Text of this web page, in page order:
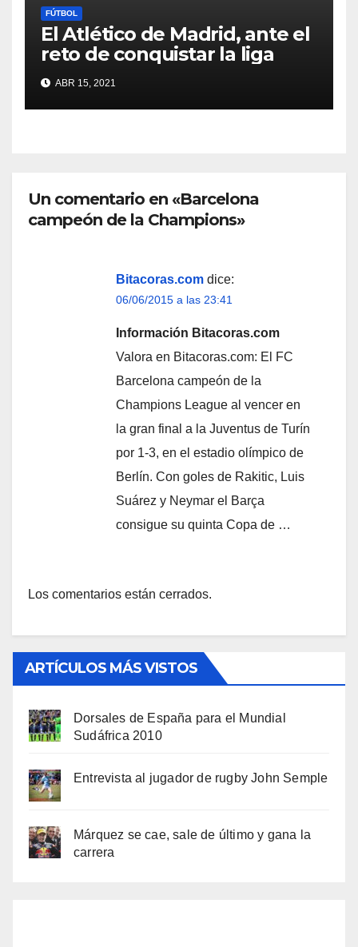
FÚTBOL
El Atlético de Madrid, ante el
reto de conquistar la liga
ABR 15, 2021
Un comentario en «Barcelona
campeón de la Champions»
Bitacoras.com dice:
06/06/2015 a las 23:41
Información Bitacoras.com
Valora en Bitacoras.com: El FC
Barcelona campeón de la
Champions League al vencer en
la gran final a la Juventus de Turín
por 1-3, en el estadio olímpico de
Berlín. Con goles de Rakitic, Luis
Suárez y Neymar el Barça
consigue su quinta Copa de …
Los comentarios están cerrados.
ARTÍCULOS MÁS VISTOS
Dorsales de España para el Mundial
Sudáfrica 2010
Entrevista al jugador de rugby John Semple
Márquez se cae, sale de último y gana la
carrera